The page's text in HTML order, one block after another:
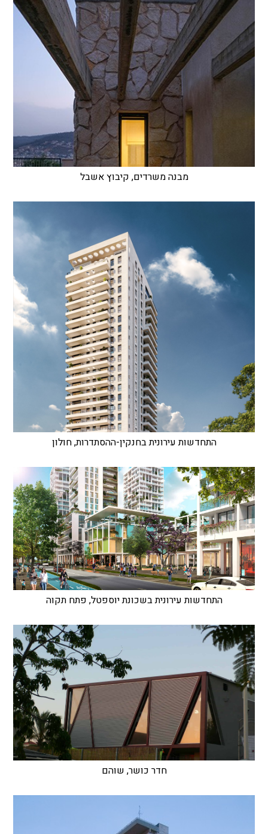
מבנה משרדים, קיבוץ אשבל
התחדשות עירונית בחנקין-ההסתדרות, חולון
התחדשות עירונית בשכונת יוספטל, פתח תקוה
חדר כושר, שוהם